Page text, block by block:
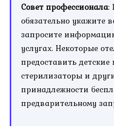
Совет профессионала:
обязательно укажите
запросите
услугах. Некоторые
предоставить
стерилизаторы и
принадлежности
предварительному